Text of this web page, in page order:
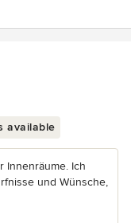
available
Innenräume. Ich
und Wünsche,